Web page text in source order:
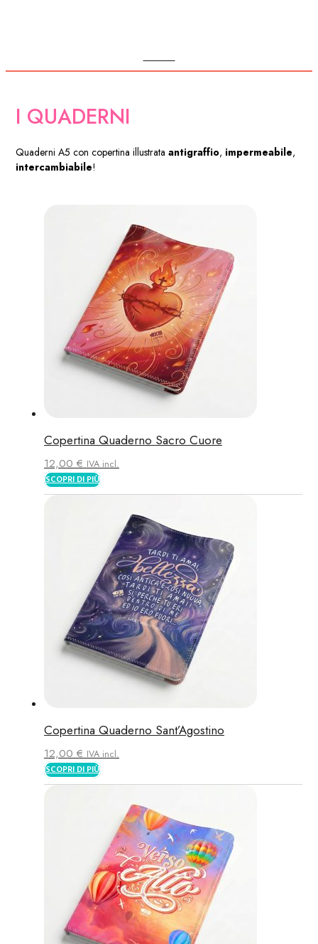
I QUADERNI
Quaderni A5 con copertina illustrata antigraffio, impermeabile,
intercambiabile!
Copertina Quaderno Sacro Cuore
12,00 € IVA incl.
SCOPRI DI PIÙ
Copertina Quaderno Sant’Agostino
12,00 € IVA incl.
SCOPRI DI PIÙ